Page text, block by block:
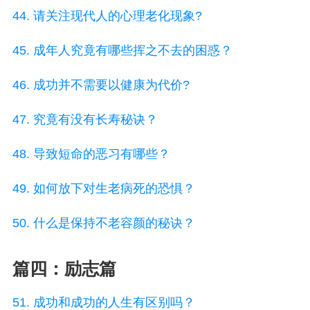
44. 请关注现代人的心理老化现象?
45. 成年人究竟有哪些挥之不去的困惑？
46. 成功并不需要以健康为代价?
47. 究竟有没有长寿秘诀？
48. 导致短命的恶习有哪些？
49. 如何放下对生老病死的恐惧？
50. 什么是保持不老容颜的秘诀？
篇四：励志篇
51. 成功和成功的人生有区别吗？